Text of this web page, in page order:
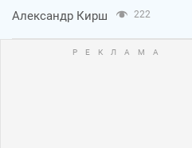
Александр Кирш 222